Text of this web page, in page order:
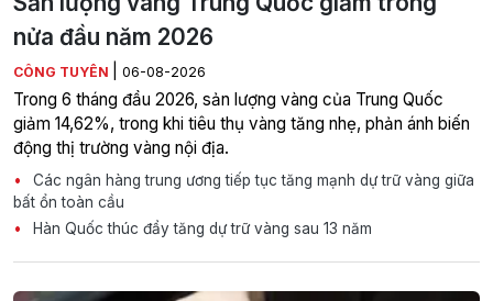
nửa đầu năm 2026
CÔNG TUYÊN 06-08-2026
Trong 6 tháng đầu 2026, sản lượng vàng của Trung Quốc
giảm 14,62%, trong khi tiêu thụ vàng tăng nhẹ, phản ánh biến
động thị trường vàng nội địa.
Các ngân hàng trung ương tiếp tục tăng mạnh dự trữ vàng giữa
bất ổn toàn cầu
Hàn Quốc thúc đẩy tăng dự trữ vàng sau 13 năm